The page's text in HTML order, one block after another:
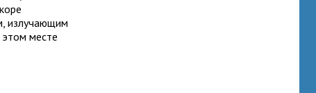
излучающим
месте